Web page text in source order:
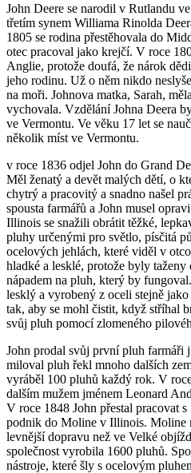
John Deere se narodil v Rutlandu
třetím synem Williama Rinolda
1805 se rodina přestěhovala do
otec pracoval jako krejčí. V roce
Anglie, protože doufá, že nárok
jeho rodinu. Už o něm nikdo
na moři. Johnova matka, Sarah,
vychovala. Vzdělání Johna Deera
ve Vermontu. Ve věku 17 let se
několik míst ve Vermontu.
v roce 1836 odjel John do Grand
Měl ženatý a devět malých dětí, o
chytrý a pracovitý a snadno našel
spousta farmářů a John musel
Illinois se snažili obrátit těžké,
pluhy určenými pro světlo, písčitá
ocelových jehlách, které viděl v
hladké a lesklé, protože byly
nápadem na pluh, který by
lesklý a vyrobený z oceli stejně
tak, aby se mohl čistit, když stříhal
svůj pluh pomocí zlomeného
John prodal svůj první pluh farmáři
miloval pluh řekl mnoho dalších
vyráběl 100 pluhů každý rok. V
dalším mužem jménem Leonard
V roce 1848 John přestal pracovat
podnik do Moline v Illinois. Moline
levnější dopravu než ve Velké
společnost vyrobila 1600 pluhů.
nástroje, které šly s ocelovým